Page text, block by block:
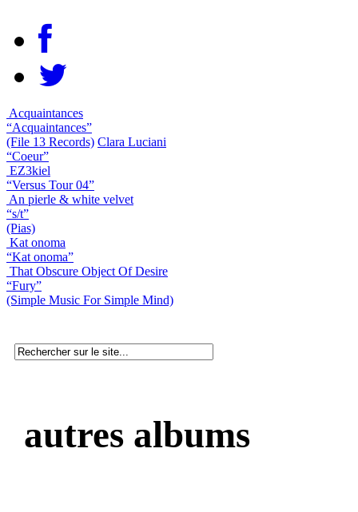
Acquaintances
“Acquaintances”
(File 13 Records) Clara Luciani
“Coeur”
EZ3kiel
“Versus Tour 04”
An pierle & white velvet
“s/t”
(Pias)
Kat onoma
“Kat onoma”
That Obscure Object Of Desire
“Fury”
(Simple Music For Simple Mind)
autres albums